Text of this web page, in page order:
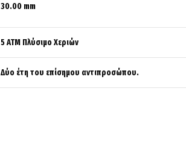
30.00 mm
5 ΑΤΜ Πλύσιμο Χεριών
Δύο έτη του επίσημου αντιπροσώπου.